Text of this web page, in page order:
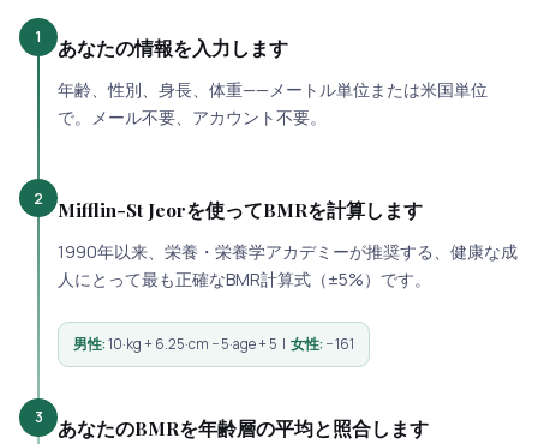
1 あなたの情報を入力します
年齢、性別、身長、体重——メートル単位または米国単位
で。メール不要、アカウント不要。
2 Mifflin-St Jeorを使ってBMRを計算します
1990年以来、栄養・栄養学アカデミーが推奨する、健康な成
人にとって最も正確なBMR計算式（±5%）です。
男性: 10·kg + 6.25·cm − 5·age + 5 | 女性: − 161
3 あなたのBMRを年齢層の平均と照合します